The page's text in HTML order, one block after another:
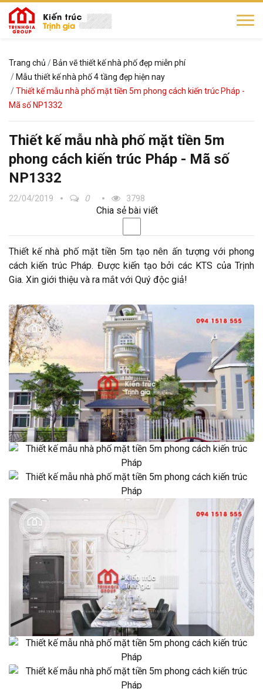
Trang chủ
Bản vẽ thiết kế nhà phố đẹp miễn phí
Mẫu thiết kế nhà phố 4 tầng đẹp hiện nay
Thiết kế mẫu nhà phố mặt tiền 5m phong cách kiến trúc Pháp -
Mã số NP1332
Thiết kế mẫu nhà phố mặt tiền 5m
phong cách kiến trúc Pháp - Mã số
NP1332
22/04/2019 0 3798
Chia sẻ bài viết
Thiết kế nhà phố mặt tiền 5m tạo nên ấn tượng với phong
cách kiến trúc Pháp. Được kiến tạo bởi các KTS của Trịnh
Gia. Xin giới thiệu và ra mắt với Quý độc giả!